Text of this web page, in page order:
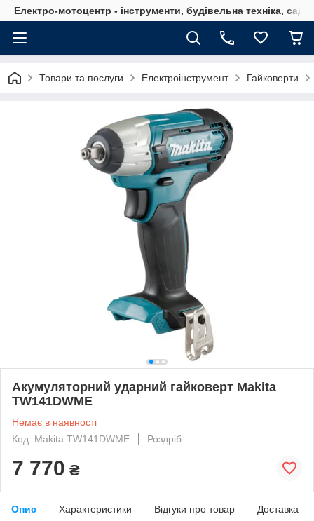
Електро-мотоцентр - інструменти, будівельна техніка,
Товари та послуги Електроінструмент Гайковерти
Акумуляторний ударний гайковерт Makita
TW141DWME
Немає в наявності
Код: Makita TW141DWME
Роздріб
7 770 ₴
Опис Характеристики Відгуки про товар Доставка